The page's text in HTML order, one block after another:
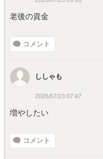
老後の資金
コメント
ししゃも
2026/07/23 07:47
増やしたい
コメント